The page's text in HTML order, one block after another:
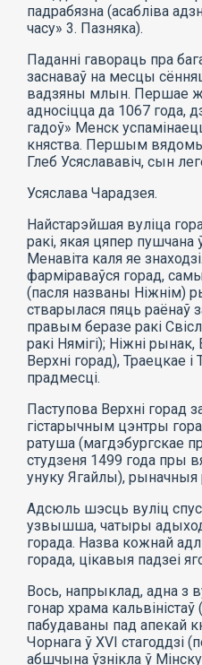
падрабязна (асабліва
часу» 3. Пазняка).
Паданні гавораць пра
заснаваў на месцы
вадзяны млын. Першае ж
адносіцца да 1067 года,
гадоў» Менск
княства. Першым
Глеб Усяслававіч, сын
Усяслава Чарадзея.
Найстарэйшая вуліца
ракі, якая цяпер
Менавіта каля яе
фарміраваўся горад,
(пасля названы Ніжнім)
стварылася пяць
правым беразе ракі
ракі Нямігі); Ніжні
Верхні горад), Траецкае
прадмесці.
Паступова Верхні горад
гістарычным цэнтры
ратуша (магдэбургскае
студзеня 1499 года пры
унуку Ягайлы),
Адсюль шэсць вуліц
узвышша, чатыры
горада. Назва кожнай
горада, цікавыя падзеі
Вось, напрыклад, адна з
гонар храма кальвіністаў
пабудаваны пад апекай
Чорнага ў XVI стагоддзі
абшчына ўзнікла ў